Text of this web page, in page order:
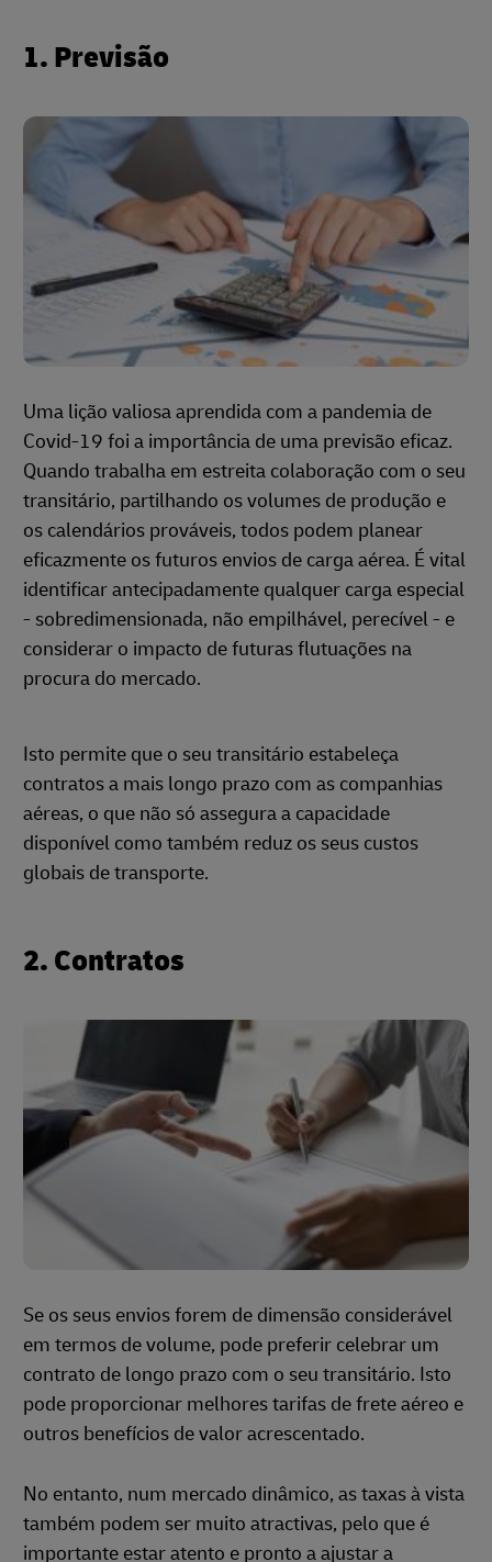
1. Previsão
Uma lição valiosa aprendida com a pandemia de
Covid-19 foi a importância de uma previsão eficaz.
Quando trabalha em estreita colaboração com o seu
transitário, partilhando os volumes de produção e
os calendários prováveis, todos podem planear
eficazmente os futuros envios de carga aérea. É vital
identificar antecipadamente qualquer carga especial
- sobredimensionada, não empilhável, perecível - e
considerar o impacto de futuras flutuações na
procura do mercado.
Isto permite que o seu transitário estabeleça
contratos a mais longo prazo com as companhias
aéreas, o que não só assegura a capacidade
disponível como também reduz os seus custos
globais de transporte.
2. Contratos
Se os seus envios forem de dimensão considerável
em termos de volume, pode preferir celebrar um
contrato de longo prazo com o seu transitário. Isto
pode proporcionar melhores tarifas de frete aéreo e
outros benefícios de valor acrescentado.
No entanto, num mercado dinâmico, as taxas à vista
também podem ser muito atractivas, pelo que é
importante estar atento e pronto a ajustar a